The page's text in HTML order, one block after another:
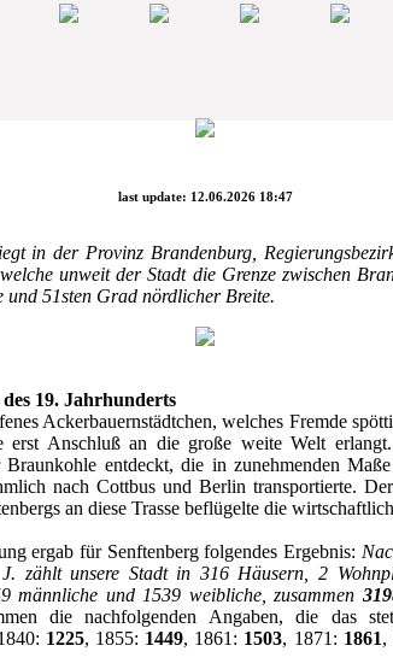
last update: 12.06.2026 18:47
in der Provinz Brandenburg,
unweit der Stadt die Grenze zwischen
51sten Grad nördlicher Breite.
19. Jahrhunderts
Ackerbauernstädtchen, welches Fremde
erst Anschluß an die große weite Welt
entdeckt, die in zunehmenden
nach Cottbus und Berlin transportierte.
an diese Trasse beflügelte die
ergab für Senftenberg folgendes Ergebnis:
zählt unsere Stadt in 316 Häusern, 2
männliche und 1539 weibliche, zusammen
die nachfolgenden Angaben, die das
1225, 1855: 1449, 1861: 1503, 1871: 1861,